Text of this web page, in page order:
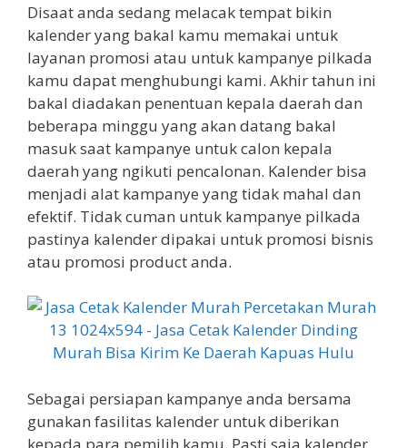
Disaat anda sedang melacak tempat bikin
kalender yang bakal kamu memakai untuk
layanan promosi atau untuk kampanye pilkada
kamu dapat menghubungi kami. Akhir tahun ini
bakal diadakan penentuan kepala daerah dan
beberapa minggu yang akan datang bakal
masuk saat kampanye untuk calon kepala
daerah yang ngikuti pencalonan. Kalender bisa
menjadi alat kampanye yang tidak mahal dan
efektif. Tidak cuman untuk kampanye pilkada
pastinya kalender dipakai untuk promosi bisnis
atau promosi product anda.
Sebagai persiapan kampanye anda bersama
gunakan fasilitas kalender untuk diberikan
kepada para pemilih kamu. Pasti saja kalender